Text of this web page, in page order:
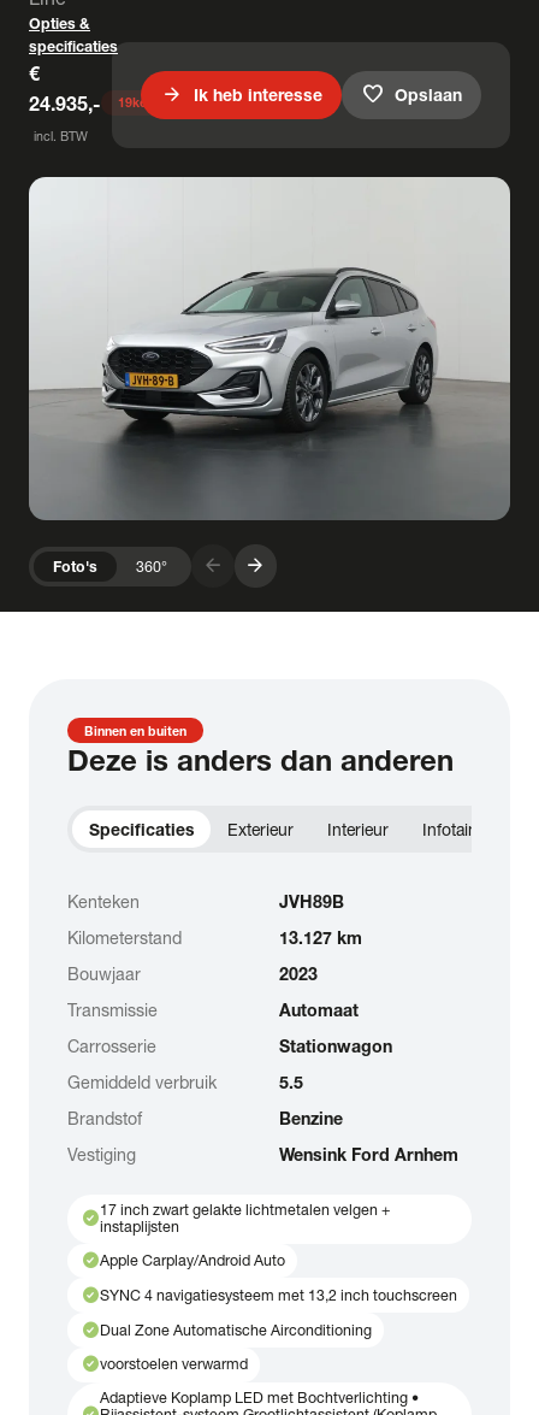
Opties &
specificaties
€
24.935,-
incl. BTW
19keer bekeken
arrow_forward Ik heb interesse favorite Opslaan
Foto's 360° arrow_forward arrow_forward
Binnen en buiten
Deze is anders dan anderen
Specificaties Exterieur Interieur Infotainment
Kenteken
JVH89B
Kilometerstand
13.127 km
Bouwjaar
2023
Transmissie
Automaat
Carrosserie
Stationwagon
Gemiddeld verbruik
5.5
Brandstof
Benzine
Vestiging
Wensink Ford Arnhem
check_circle17 inch zwart gelakte lichtmetalen velgen +
instaplijsten
check_circleApple Carplay/Android Auto
check_circleSYNC 4 navigatiesysteem met 13,2 inch touchscreen
check_circleDual Zone Automatische Airconditioning
check_circlevoorstoelen verwarmd
Adaptieve Koplamp LED met Bochtverlichting •